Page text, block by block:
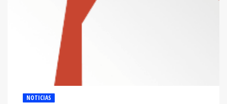
NOTICIAS